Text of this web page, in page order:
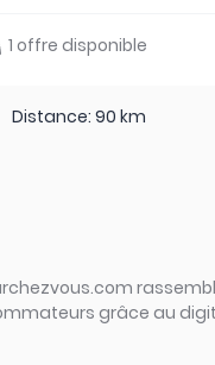
1 offre disponible
Distance: 90 km
grâce au